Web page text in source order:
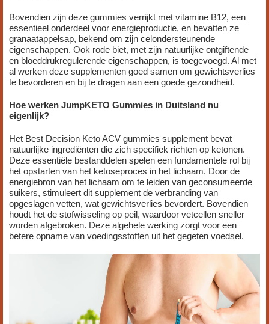
Bovendien zijn deze gummies verrijkt met vitamine B12, een
essentieel onderdeel voor energieproductie, en bevatten ze
granaatappelsap, bekend om zijn celondersteunende
eigenschappen. Ook rode biet, met zijn natuurlijke ontgiftende
en bloeddrukregulerende eigenschappen, is toegevoegd. Al met
al werken deze supplementen goed samen om gewichtsverlies
te bevorderen en bij te dragen aan een goede gezondheid.
Hoe werken JumpKETO Gummies in Duitsland nu
eigenlijk?
Het Best Decision Keto ACV gummies supplement bevat
natuurlijke ingrediënten die zich specifiek richten op ketonen.
Deze essentiële bestanddelen spelen een fundamentele rol bij
het opstarten van het ketoseproces in het lichaam. Door de
energiebron van het lichaam om te leiden van geconsumeerde
suikers, stimuleert dit supplement de verbranding van
opgeslagen vetten, wat gewichtsverlies bevordert. Bovendien
houdt het de stofwisseling op peil, waardoor vetcellen sneller
worden afgebroken. Deze algehele werking zorgt voor een
betere opname van voedingsstoffen uit het gegeten voedsel.